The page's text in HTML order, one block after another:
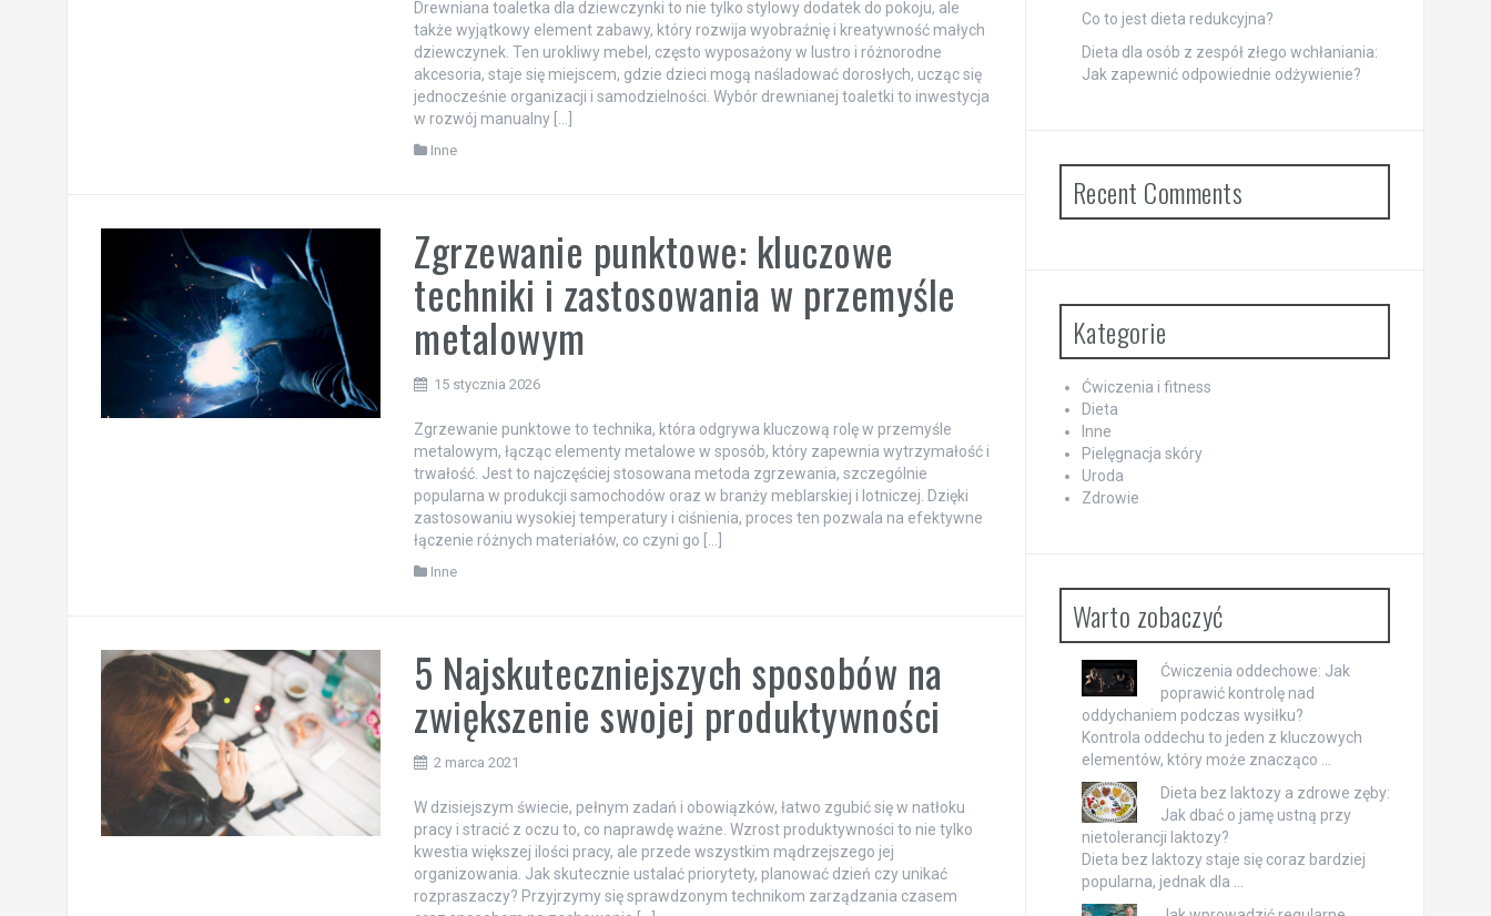
Drewniana toaletka dla dziewczynki to nie tylko stylowy dodatek do pokoju, ale
także wyjątkowy element zabawy, który rozwija wyobraźnię i kreatywność małych
dziewczynek. Ten urokliwy mebel, często wyposażony w lustro i różnorodne
akcesoria, staje się miejscem, gdzie dzieci mogą naśladować dorosłych, ucząc się
jednocześnie organizacji i samodzielności. Wybór drewnianej toaletki to inwestycja
w rozwój manualny […]
Inne
Zgrzewanie punktowe: kluczowe
techniki i zastosowania w przemyśle
metalowym
15 stycznia 2026
Zgrzewanie punktowe to technika, która odgrywa kluczową rolę w przemyśle
metalowym, łącząc elementy metalowe w sposób, który zapewnia wytrzymałość i
trwałość. Jest to najczęściej stosowana metoda zgrzewania, szczególnie
popularna w produkcji samochodów oraz w branży meblarskiej i lotniczej. Dzięki
zastosowaniu wysokiej temperatury i ciśnienia, proces ten pozwala na efektywne
łączenie różnych materiałów, co czyni go […]
Inne
5 Najskuteczniejszych sposobów na
zwiększenie swojej produktywności
2 marca 2021
W dzisiejszym świecie, pełnym zadań i obowiązków, łatwo zgubić się w natłoku
pracy i stracić z oczu to, co naprawdę ważne. Wzrost produktywności to nie tylko
kwestia większej ilości pracy, ale przede wszystkim mądrzejszego jej
organizowania. Jak skutecznie ustalać priorytety, planować dzień czy unikać
rozpraszaczy? Przyjrzymy się sprawdzonym technikom zarządzania czasem
Co to jest dieta redukcyjna?
Dieta dla osób z zespół złego wchłaniania:
Jak zapewnić odpowiednie odżywienie?
Recent Comments
Kategorie
Ćwiczenia i fitness
Dieta
Inne
Pielęgnacja skóry
Uroda
Zdrowie
Warto zobaczyć
Ćwiczenia oddechowe: Jak
poprawić kontrolę nad
oddychaniem podczas wysiłku?
Kontrola oddechu to jeden z kluczowych
elementów, który może znacząco …
Dieta bez laktozy a zdrowe zęby:
Jak dbać o jamę ustną przy
nietolerancji laktozy?
Dieta bez laktozy staje się coraz bardziej
popularna, jednak dla …